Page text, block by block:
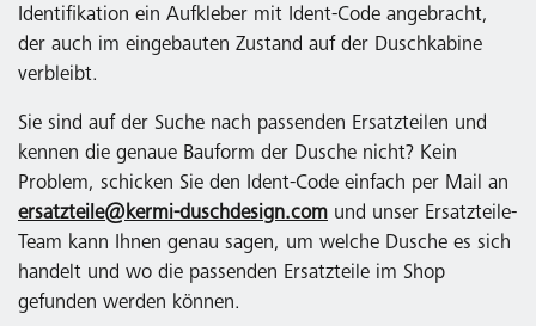
Identifikation ein Aufkleber mit Ident-Code angebracht,
der auch im eingebauten Zustand auf der Duschkabine
verbleibt.
Sie sind auf der Suche nach passenden Ersatzteilen und
kennen die genaue Bauform der Dusche nicht? Kein
Problem, schicken Sie den Ident-Code einfach per Mail an
ersatzteile@kermi-duschdesign.com und unser Ersatzteile-
Team kann Ihnen genau sagen, um welche Dusche es sich
handelt und wo die passenden Ersatzteile im Shop
gefunden werden können.